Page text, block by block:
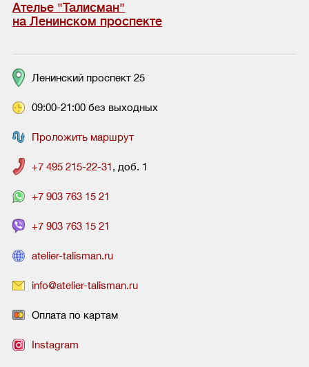
Ателье "Талисман"
на Ленинском проспекте
Ленинский проспект 25
09:00-21:00 без выходных
Проложить маршрут
+7 495 215-22-31, доб. 1
+7 903 763 15 21
+7 903 763 15 21
atelier-talisman.ru
info@atelier-talisman.ru
Оплата по картам
Instagram